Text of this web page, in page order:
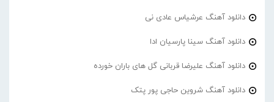
دانلود آهنگ عرشیاس عادی نی
دانلود آهنگ سینا پارسیان ادا
دانلود آهنگ علیرضا قربانی گل های باران خورده
دانلود آهنگ شروین حاجی پور پتک